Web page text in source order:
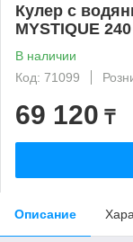
Кулер с
MYSTIQUE
В наличии
Код: 71099
69 120 ₸
Описание